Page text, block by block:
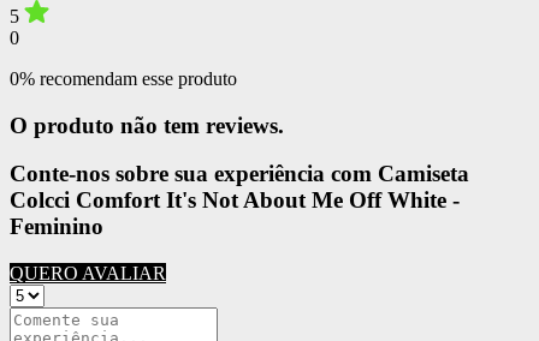
5
0
0% recomendam esse produto
O produto não tem reviews.
Conte-nos sobre sua experiência com Camiseta
Colcci Comfort It's Not About Me Off White -
Feminino
QUERO AVALIAR